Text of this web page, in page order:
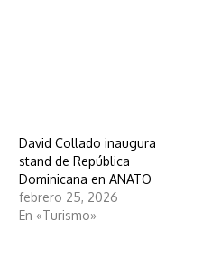
David Collado inaugura
stand de República
Dominicana en ANATO
febrero 25, 2026
En «Turismo»